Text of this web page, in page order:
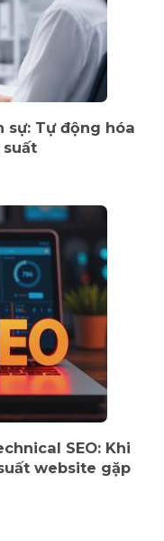
sự: Tự động hóa
SEO: Khi
website gặp